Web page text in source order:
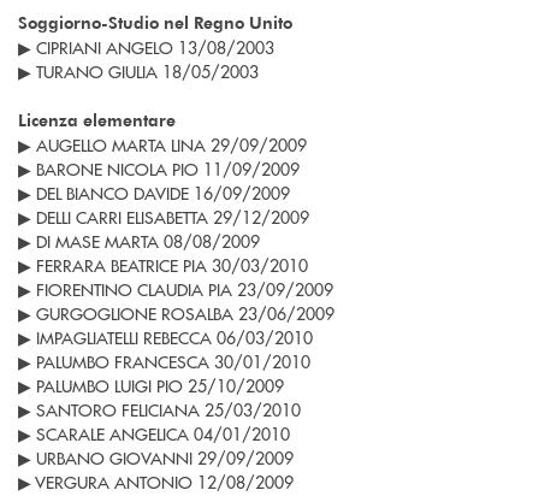
Soggiorno-Studio nel Regno Unito
▶ CIPRIANI ANGELO 13/08/2003
▶ TURANO GIULIA 18/05/2003
Licenza elementare
▶ AUGELLO MARTA LINA 29/09/2009
▶ BARONE NICOLA PIO 11/09/2009
▶ DEL BIANCO DAVIDE 16/09/2009
▶ DELLI CARRI ELISABETTA 29/12/2009
▶ DI MASE MARTA 08/08/2009
▶ FERRARA BEATRICE PIA 30/03/2010
▶ FIORENTINO CLAUDIA PIA 23/09/2009
▶ GURGOGLIONE ROSALBA 23/06/2009
▶ IMPAGLIATELLI REBECCA 06/03/2010
▶ PALUMBO FRANCESCA 30/01/2010
▶ PALUMBO LUIGI PIO 25/10/2009
▶ SANTORO FELICIANA 25/03/2010
▶ SCARALE ANGELICA 04/01/2010
▶ URBANO GIOVANNI 29/09/2009
▶ VERGURA ANTONIO 12/08/2009